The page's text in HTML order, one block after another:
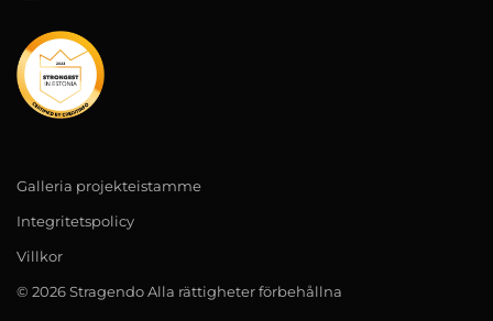
Galleria projekteistamme
Integritetspolicy
Villkor
© 2026 Stragendo Alla rättigheter förbehållna